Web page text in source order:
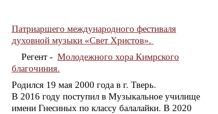
Патриаршего международного фестиваля
духовной музыки «Свет Христов».
Регент - Молодежного хора Кимрского
благочиния.
Родился 19 мая 2000 года в г. Тверь.
В 2016 году поступил в Музыкальное училище
имени Гнесиных по классу балалайки. В 2020